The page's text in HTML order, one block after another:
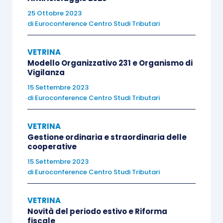
IV Incontro
transitorio
La disciplina fiscale degli ETS a regime
La disciplina fiscale delle imprese sociali
a regime
25 Ottobre 2023
di Euroconference Centro Studi Tributari
VETRINA
Modello Organizzativo 231 e Organismo di
Vigilanza
15 Settembre 2023
di Euroconference Centro Studi Tributari
VETRINA
Gestione ordinaria e straordinaria delle
cooperative
15 Settembre 2023
di Euroconference Centro Studi Tributari
VETRINA
Novità del periodo estivo e Riforma
fiscale